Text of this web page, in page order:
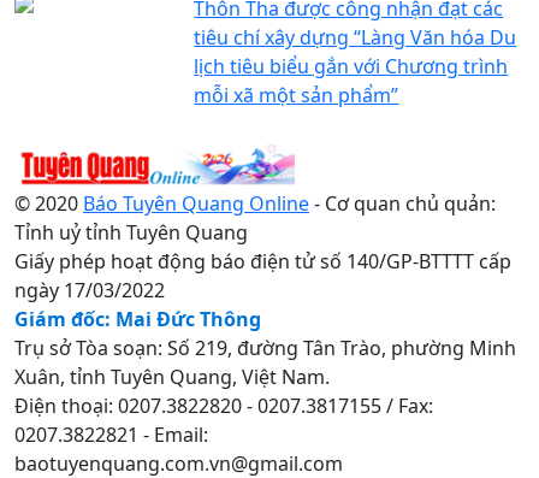
Thôn Tha được công nhận đạt các
tiêu chí xây dựng “Làng Văn hóa Du
lịch tiêu biểu gắn với Chương trình
mỗi xã một sản phẩm”
© 2020 Báo Tuyên Quang Online- Cơ quan chủ quản:
Tỉnh uỷ tỉnh Tuyên Quang
Giấy phép hoạt động báo điện tử số 140/GP-BTTTT cấp
ngày 17/03/2022
Giám đốc: Mai Đức Thông
Trụ sở Tòa soạn: Số 219, đường Tân Trào, phường Minh
Xuân, tỉnh Tuyên Quang, Việt Nam.
Điện thoại: 0207.3822820 - 0207.3817155 / Fax:
0207.3822821 - Email:
baotuyenquang.com.vn@gmail.com